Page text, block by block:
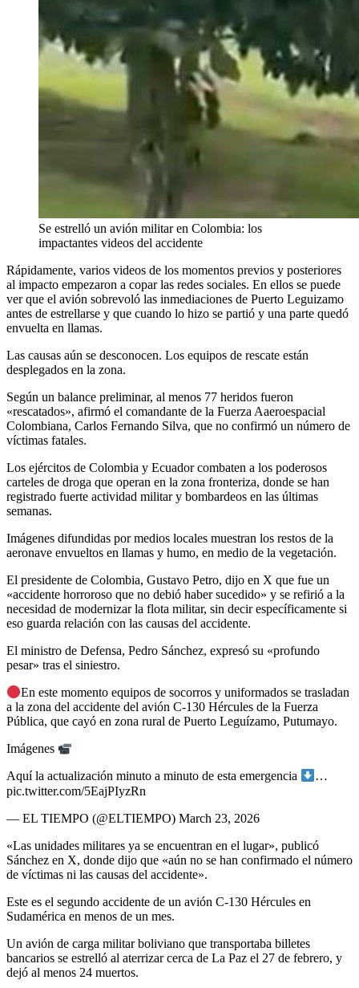
Se estrelló un avión militar en Colombia: los
impactantes videos del accidente
Rápidamente, varios videos de los momentos previos y posteriores
al impacto empezaron a copar las redes sociales. En ellos se puede
ver que el avión sobrevoló las inmediaciones de Puerto Leguizamo
antes de estrellarse y que cuando lo hizo se partió y una parte quedó
envuelta en llamas.
Las causas aún se desconocen. Los equipos de rescate están
desplegados en la zona.
Según un balance preliminar, al menos 77 heridos fueron
«rescatados», afirmó el comandante de la Fuerza Aaeroespacial
Colombiana, Carlos Fernando Silva, que no confirmó un número de
víctimas fatales.
Los ejércitos de Colombia y Ecuador combaten a los poderosos
carteles de droga que operan en la zona fronteriza, donde se han
registrado fuerte actividad militar y bombardeos en las últimas
semanas.
Imágenes difundidas por medios locales muestran los restos de la
aeronave envueltos en llamas y humo, en medio de la vegetación.
El presidente de Colombia, Gustavo Petro, dijo en X que fue un
«accidente horroroso que no debió haber sucedido» y se refirió a la
necesidad de modernizar la flota militar, sin decir específicamente si
eso guarda relación con las causas del accidente.
El ministro de Defensa, Pedro Sánchez, expresó su «profundo
pesar» tras el siniestro.
En este momento equipos de socorros y uniformados se trasladan
a la zona del accidente del avión C-130 Hércules de la Fuerza
Pública, que cayó en zona rural de Puerto Leguízamo, Putumayo.
Imágenes
Aquí la actualización minuto a minuto de esta emergencia
…
pic.twitter.com/5EajPIyzRn
— EL TIEMPO (@ELTIEMPO) March 23, 2026
«Las unidades militares ya se encuentran en el lugar», publicó
Sánchez en X, donde dijo que «aún no se han confirmado el número
de víctimas ni las causas del accidente».
Este es el segundo accidente de un avión C-130 Hércules en
Sudamérica en menos de un mes.
Un avión de carga militar boliviano que transportaba billetes
bancarios se estrelló al aterrizar cerca de La Paz el 27 de febrero, y
dejó al menos 24 muertos.